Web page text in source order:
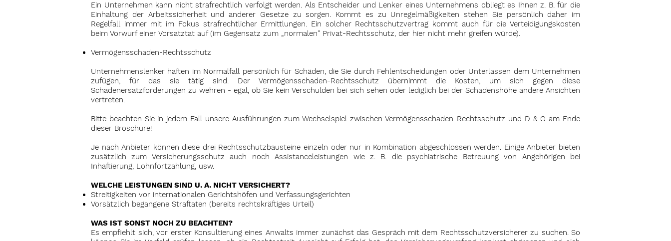
Ein Unternehmen kann nicht strafrechtlich verfolgt werden. Als Entscheider und Lenker eines Unternehmens obliegt es Ihnen z. B. für die
Einhaltung der Arbeitssicherheit und anderer Gesetze zu sorgen. Kommt es zu Unregelmäßigkeiten stehen Sie persönlich daher im
Regelfall immer mit im Fokus strafrechtlicher Ermittlungen. Ein solcher Rechtsschutzvertrag kommt auch für die Verteidigungskosten
beim Vorwurf einer Vorsatztat auf (im Gegensatz zum „normalen" Privat-Rechtsschutz, der hier nicht mehr greifen würde).
Vermögensschaden-Rechtsschutz
Unternehmenslenker haften im Normalfall persönlich für Schäden, die Sie durch Fehlentscheidungen oder Unterlassen dem Unternehmen
zufügen, für das sie tätig sind. Der Vermögensschaden-Rechtsschutz übernimmt die Kosten, um sich gegen diese
Schadenersatzforderungen zu wehren - egal, ob Sie kein Verschulden bei sich sehen oder lediglich bei der Schadenshöhe andere Ansichten
vertreten.
Bitte beachten Sie in jedem Fall unsere Ausführungen zum Wechselspiel zwischen Vermögensschaden-Rechtsschutz und D & O am Ende
dieser Broschüre!
Je nach Anbieter können diese drei Rechtsschutzbausteine einzeln oder nur in Kombination abgeschlossen werden. Einige Anbieter bieten
zusätzlich zum Versicherungsschutz auch noch Assistanceleistungen wie z. B. die psychiatrische Betreuung von Angehörigen bei
Inhaftierung, Lohnfortzahlung, usw.
WELCHE LEISTUNGEN SIND U. A. NICHT VERSICHERT?
Streitigkeiten vor internationalen Gerichtshöfen und Verfassungsgerichten
Vorsätzlich begangene Straftaten (bereits rechtskräftiges Urteil)
WAS IST SONST NOCH ZU BEACHTEN?
Es empfiehlt sich, vor erster Konsultierung eines Anwalts immer zunächst das Gespräch mit dem Rechtsschutzversicherer zu suchen. So